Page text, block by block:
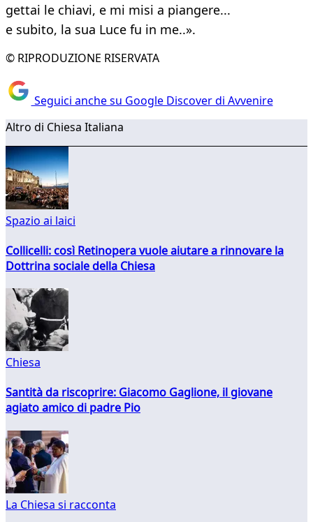
gettai le chiavi, e mi misi a piangere...
e subito, la sua Luce fu in me..».
© RIPRODUZIONE RISERVATA
Seguici anche su Google Discover di Avvenire
Altro di Chiesa Italiana
Spazio ai laici
Collicelli: così Retinopera vuole aiutare a rinnovare la
Dottrina sociale della Chiesa
Chiesa
Santità da riscoprire: Giacomo Gaglione, il giovane
agiato amico di padre Pio
La Chiesa si racconta